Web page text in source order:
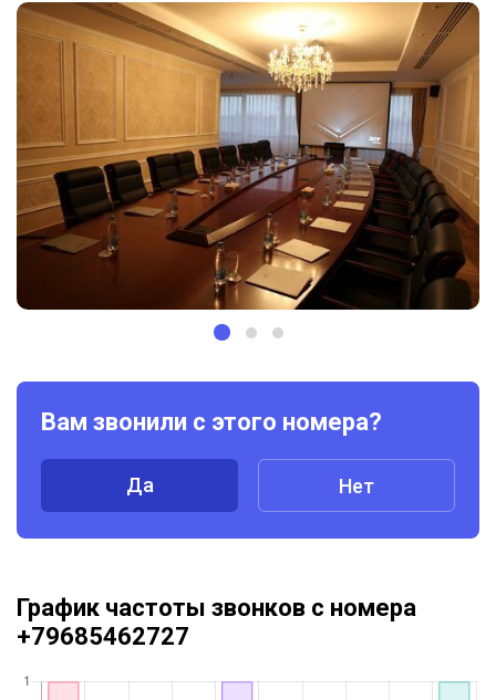
Вам звонили с этого номера?
Да Нет
График частоты звонков с номера
+79685462727